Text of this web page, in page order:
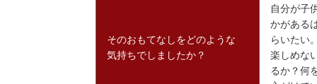
そのおもてなしをどのような
気持ちでしましたか？
自分が子
かがある
らいたい
楽しめな
るか？何